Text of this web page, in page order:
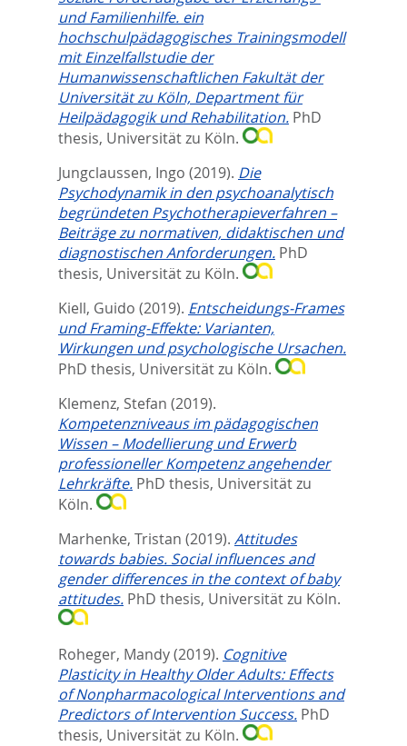
und Familienhilfe. ein
hochschulpädagogisches Trainingsmodell
mit Einzelfallstudie der
Humanwissenschaftlichen Fakultät der
Universität zu Köln, Department für
Heilpädagogik und Rehabilitation. PhD
thesis, Universität zu Köln.
Jungclaussen, Ingo (2019). Die
Psychodynamik in den psychoanalytisch
begründeten Psychotherapieverfahren –
Beiträge zu normativen, didaktischen und
diagnostischen Anforderungen. PhD
thesis, Universität zu Köln.
Kiell, Guido (2019). Entscheidungs-Frames
und Framing-Effekte: Varianten,
Wirkungen und psychologische Ursachen.
PhD thesis, Universität zu Köln.
Klemenz, Stefan (2019).
Kompetenzniveaus im pädagogischen
Wissen – Modellierung und Erwerb
professioneller Kompetenz angehender
Lehrkräfte. PhD thesis, Universität zu
Köln.
Marhenke, Tristan (2019). Attitudes
towards babies. Social influences and
gender differences in the context of baby
attitudes. PhD thesis, Universität zu Köln.
Roheger, Mandy(2019). Cognitive
Plasticity in Healthy Older Adults: Effects
of Nonpharmacological Interventions and
Predictors of Intervention Success. PhD
thesis, Universität zu Köln.